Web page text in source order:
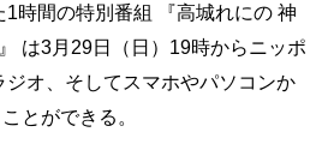
1時間の特別番組 『高城れにの 神
は3月29日（日）19時からニッポ
ジオ、そしてスマホやパソコンか
とができる。